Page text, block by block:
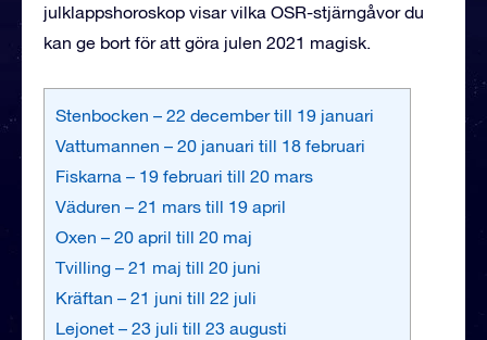
julklappshoroskop visar vilka OSR-stjärngåvor du
kan ge bort för att göra julen 2021 magisk.
Stenbocken – 22 december till 19 januari
Vattumannen – 20 januari till 18 februari
Fiskarna – 19 februari till 20 mars
Väduren – 21 mars till 19 april
Oxen – 20 april till 20 maj
Tvilling – 21 maj till 20 juni
Kräftan – 21 juni till 22 juli
Lejonet – 23 juli till 23 augusti